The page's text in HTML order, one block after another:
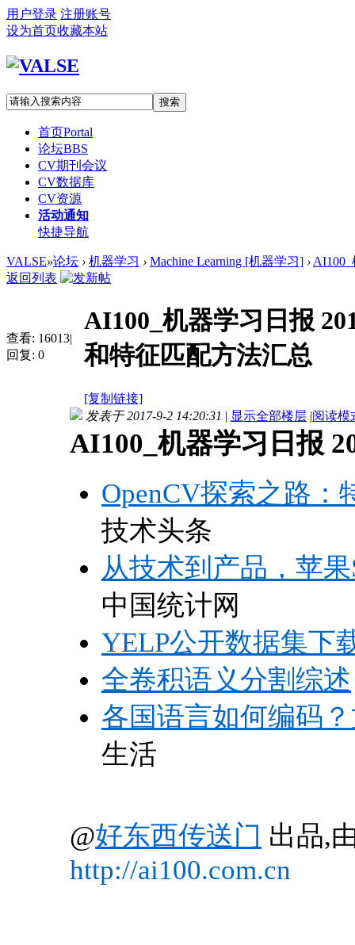
用户登录 注册账号
设为首页收藏本站
搜索
首页Portal
论坛BBS
CV期刊会议
CV数据库
CV资源
活动通知
快捷导航
VALSE»论坛 › 机器学习 › Machine Learning [机器学习] ›
返回列表
查看: 16013|
回复: 0
AI100_机器学习日报
和特征匹配方法汇总
[复制链接]
发表于 2017-9-2 14:20:31 | 显示全部楼层 |阅读模
AI100_机器学习日报
OpenCV探索之路
技术头条
从技术到产品，苹
中国统计网
YELP公开数据集下
全卷积语义分割综述
各国语言如何编码
生活
@好东西传送门 出品,
http://ai100.com.cn